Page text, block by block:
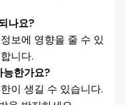
나요?
보에 영향을 줄 수 있
니다.
능한가요?
이 생길 수 있습니다.